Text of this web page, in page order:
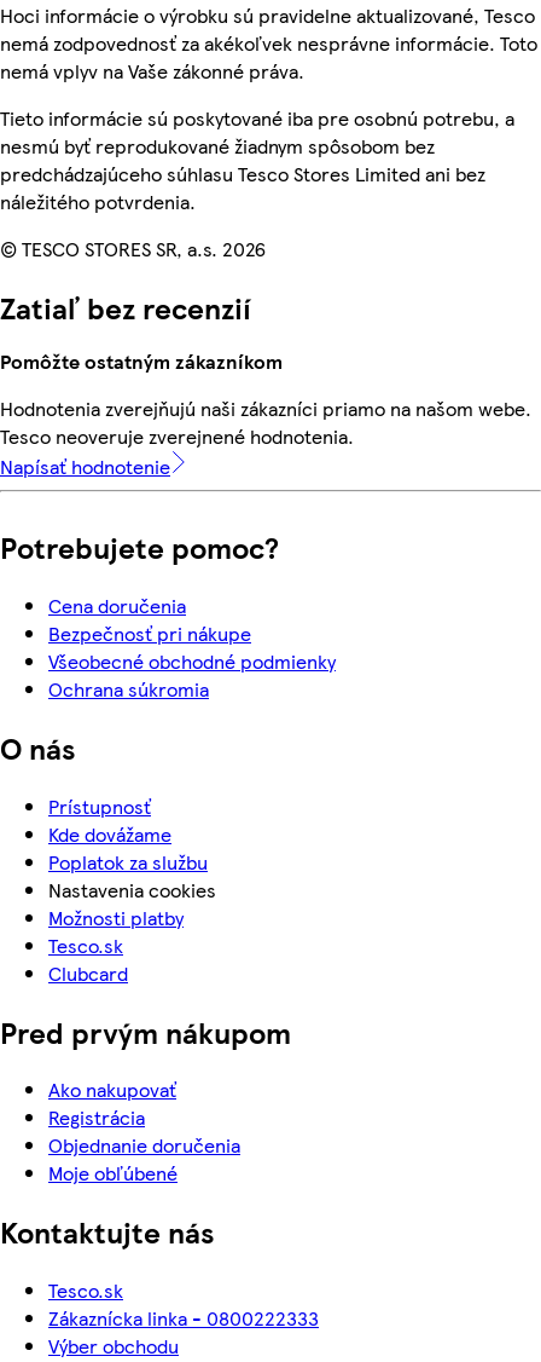
Hoci informácie o výrobku sú pravidelne aktualizované, Tesco
nemá zodpovednosť za akékoľvek nesprávne informácie. Toto
nemá vplyv na Vaše zákonné práva.
Tieto informácie sú poskytované iba pre osobnú potrebu, a
nesmú byť reprodukované žiadnym spôsobom bez
predchádzajúceho súhlasu Tesco Stores Limited ani bez
náležitého potvrdenia.
© TESCO STORES SR, a.s. 2026
Zatiaľ bez recenzií
Pomôžte ostatným zákazníkom
Hodnotenia zverejňujú naši zákazníci priamo na našom webe.
Tesco neoveruje zverejnené hodnotenia.
Napísať hodnotenie
Potrebujete pomoc?
Cena doručenia
Bezpečnosť pri nákupe
Všeobecné obchodné podmienky
Ochrana súkromia
O nás
Prístupnosť
Kde dovážame
Poplatok za službu
Nastavenia cookies
Možnosti platby
Tesco.sk
Clubcard
Pred prvým nákupom
Ako nakupovať
Registrácia
Objednanie doručenia
Moje obľúbené
Kontaktujte nás
Tesco.sk
Zákaznícka linka - 0800222333
Výber obchodu